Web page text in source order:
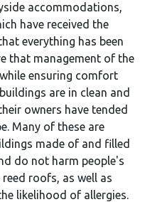
accommodations,
have received the
everything has been
that management of the
ensuring comfort
are in clean and
owners have tended
Many of these are
made of and filled
do not harm people's
roofs, as well as
likelihood of allergies.